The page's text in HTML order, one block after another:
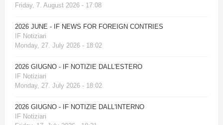
Friday, 7. August 2026 - 17:08
2026 JUNE - IF NEWS FOR FOREIGN CONTRIES
IF Notiziari
Monday, 27. July 2026 - 18:02
2026 GIUGNO - IF NOTIZIE DALL'ESTERO
IF Notiziari
Monday, 27. July 2026 - 18:02
2026 GIUGNO - IF NOTIZIE DALL'INTERNO
IF Notiziari